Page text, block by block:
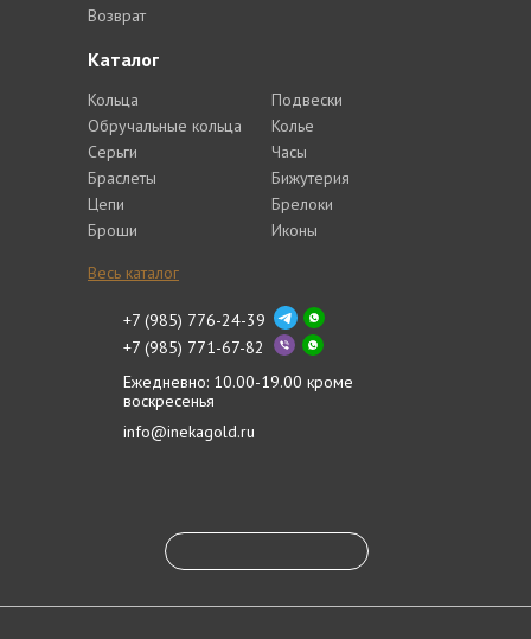
Каталог
Кольца
Обручальные кольца
Серьги
Браслеты
Цепи
Броши
Подвески
Колье
Часы
Бижутерия
Брелоки
Иконы
Весь каталог
Возврат
+7 (985) 776-24-39
+7 (985) 771-67-82
Ежедневно: 10.00-19.00 кроме
воскресенья
info@inekagold.ru